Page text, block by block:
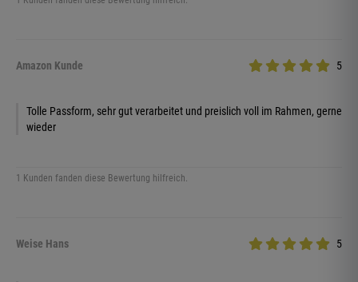
Amazon Kunde 5
Tolle Passform, sehr gut verarbeitet und preislich voll im Rahmen, gerne
wieder
1 Kunden fanden diese Bewertung hilfreich.
Weise Hans 5